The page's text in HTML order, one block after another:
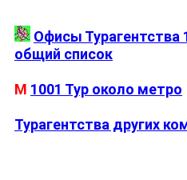
Офисы Турагентства
общий список
М 1001 Тур около метро
Турагентства других